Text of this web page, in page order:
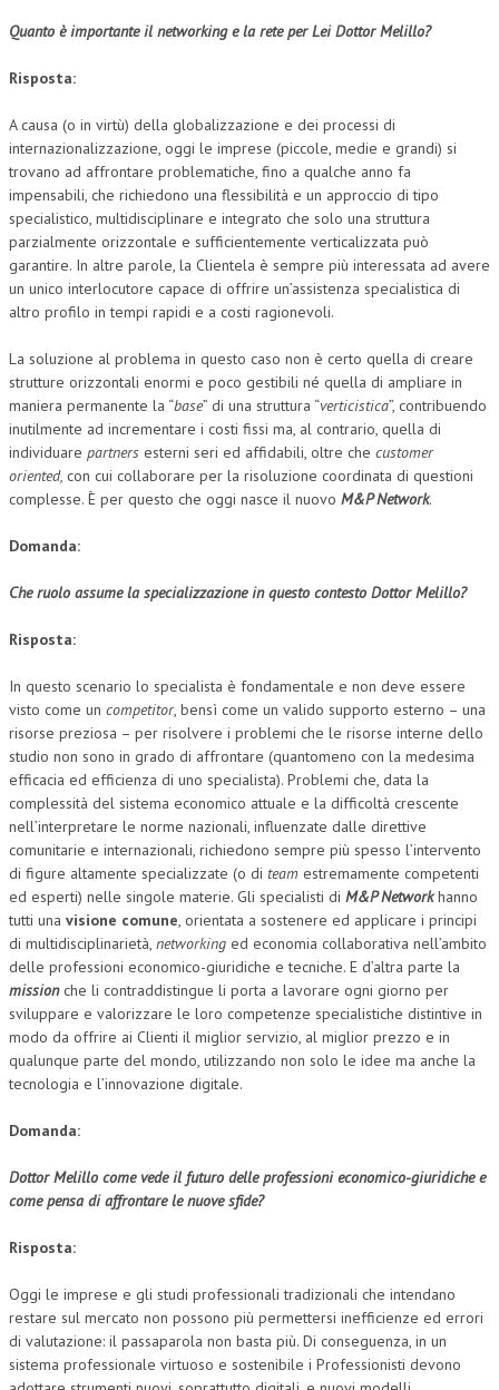
TRIBUTARIA
GIURISPRUDENZA
EUROPEA
CIVILE
PENALE
NEWS
ARCHIVIO EVENTI (FINO AL 2022)
PUBBLICAZIONI
BOLLETTINO FINANZIAMENTI
TELEGRAM
DOCUMENTI
MANUALI E MONOGRAFIE
TESI DI LAUREA
MATERIALE DIDATTICO
INVITI E PROMOZIONI
Quanto è importante il networking e la rete per Lei Dottor Melillo?
Risposta:
A causa (o in virtù) della globalizzazione e dei processi di
internazionalizzazione, oggi le imprese (piccole, medie e grandi) si
trovano ad affrontare problematiche, fino a qualche anno fa
impensabili, che richiedono una flessibilità e un approccio di tipo
specialistico, multidisciplinare e integrato che solo una struttura
parzialmente orizzontale e sufficientemente verticalizzata può
garantire. In altre parole, la Clientela è sempre più interessata ad avere
un unico interlocutore capace di offrire un’assistenza specialistica di
altro profilo in tempi rapidi e a costi ragionevoli.
La soluzione al problema in questo caso non è certo quella di creare
strutture orizzontali enormi e poco gestibili né quella di ampliare in
maniera permanente la “base” di una struttura “verticistica”, contribuendo
inutilmente ad incrementare i costi fissi ma, al contrario, quella di
individuare partners esterni seri ed affidabili, oltre che customer
oriented, con cui collaborare per la risoluzione coordinata di questioni
complesse. È per questo che oggi nasce il nuovo M&P Network.
Domanda:
Che ruolo assume la specializzazione in questo contesto Dottor Melillo?
Risposta:
In questo scenario lo specialista è fondamentale e non deve essere
visto come un competitor, bensì come un valido supporto esterno – una
risorse preziosa – per risolvere i problemi che le risorse interne dello
studio non sono in grado di affrontare (quantomeno con la medesima
efficacia ed efficienza di uno specialista). Problemi che, data la
complessità del sistema economico attuale e la difficoltà crescente
nell’interpretare le norme nazionali, influenzate dalle direttive
comunitarie e internazionali, richiedono sempre più spesso l’intervento
di figure altamente specializzate (o di team estremamente competenti
ed esperti) nelle singole materie. Gli specialisti di M&P Networkhanno
tutti una visione comune, orientata a sostenere ed applicare i principi
di multidisciplinarietà, networking ed economia collaborativa nell’ambito
delle professioni economico-giuridiche e tecniche. E d’altra parte la
missionche li contraddistingue li porta a lavorare ogni giorno per
sviluppare e valorizzare le loro competenze specialistiche distintive in
modo da offrire ai Clienti il miglior servizio, al miglior prezzo e in
qualunque parte del mondo, utilizzando non solo le idee ma anche la
tecnologia e l’innovazione digitale.
Domanda:
Dottor Melillo come vede il futuro delle professioni economico-giuridiche e
come pensa di affrontare le nuove sfide?
Risposta:
Oggi le imprese e gli studi professionali tradizionali che intendano
restare sul mercato non possono più permettersi inefficienze ed errori
di valutazione: il passaparola non basta più. Di conseguenza, in un
sistema professionale virtuoso e sostenibile i Professionisti devono